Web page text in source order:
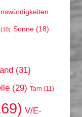
(10) Sonne (18)
(31)
(29) Tarn (11)
V/E-